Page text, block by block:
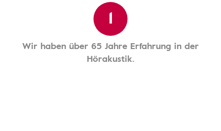
1
Wir haben über 65 Jahre Erfahrung in der
Hörakustik.